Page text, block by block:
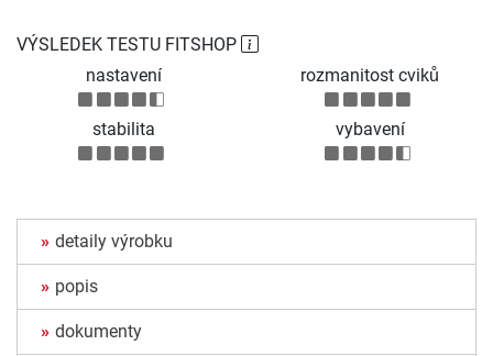
VÝSLEDEK TESTU FITSHOP
nastavení
rozmanitost cviků
stabilita vybavení
detaily výrobku
popis
dokumenty